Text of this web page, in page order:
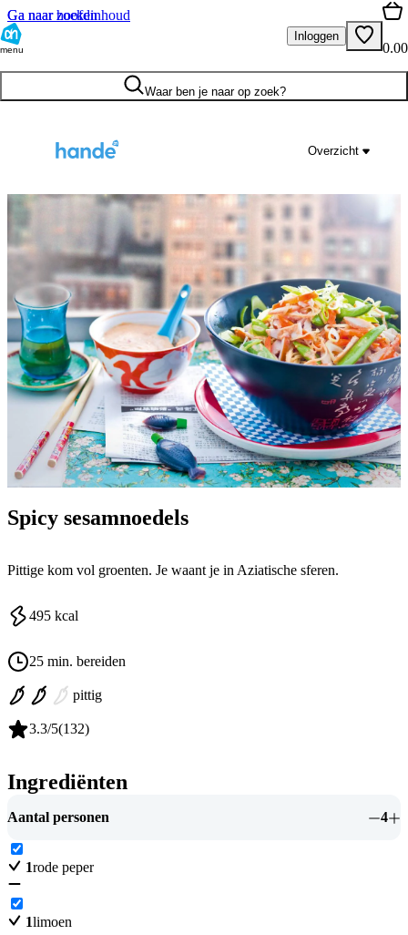
Ga naar hoofdinhoud
Ga naar zoeken
menu
Inloggen
0.00
Waar ben je naar op zoek?
Overzicht
Spicy sesamnoedels
Pittige kom vol groenten. Je waant je in Aziatische sferen.
495 kcal
25 min. bereiden
pittig
3.3/5(132)
Ingrediënten
Aantal personen 4
1rode peper
1limoen